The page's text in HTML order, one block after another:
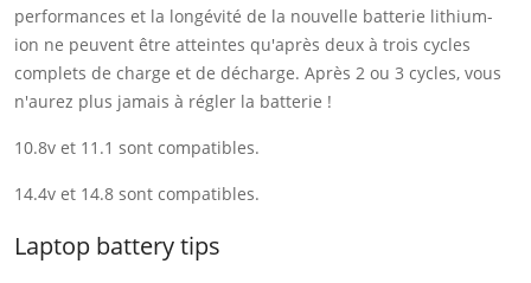
performances et la longévité de la nouvelle batterie lithium-
ion ne peuvent être atteintes qu'après deux à trois cycles
complets de charge et de décharge. Après 2 ou 3 cycles, vous
n'aurez plus jamais à régler la batterie !
10.8v et 11.1 sont compatibles.
14.4v et 14.8 sont compatibles.
Laptop battery tips